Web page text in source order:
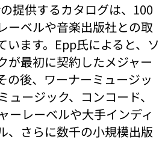
提供するカタログは、100
ーベルや音楽出版社との取
います。Epp氏によると、ソ
が最初に契約したメジャー
の後、ワーナーミュージッ
ュージック、コンコード、
ーレーベルや大手インディ
、さらに数千の小規模出版